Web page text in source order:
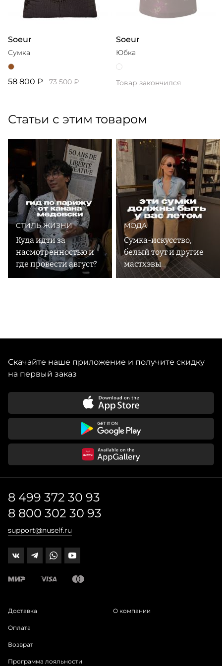
Soeur
Сумка
58 800 ₽ 73 500 ₽
Soeur
Юбка
Товар закончился
Статьи с этим товаром
СТИЛЬ ЖИЗНИ
Куда идти за
насмотренностью и
где провести август?
МОДА
Сумка-искусство,
белый тоут и другие
мастхэвы
Скачайте наше приложение и получите скидку
на первый заказ
8 499 372 30 93
8 800 302 30 93
support@nuself.ru
Доставка
Оплата
Возврат
Программа лояльности
О компании